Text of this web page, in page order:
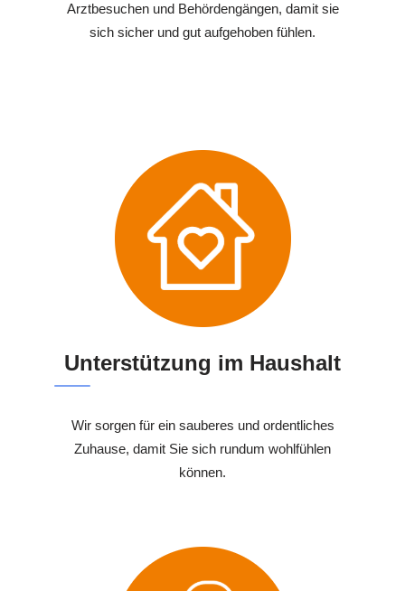
Arztbesuchen und Behördengängen, damit sie
sich sicher und gut aufgehoben fühlen.
Unterstützung im Haushalt
Wir sorgen für ein sauberes und ordentliches
Zuhause, damit Sie sich rundum wohlfühlen
können.